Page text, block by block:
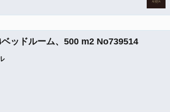
ッドルーム、500 m2 No739514